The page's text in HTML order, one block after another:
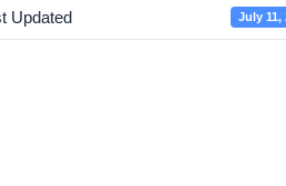
Updated July 11,